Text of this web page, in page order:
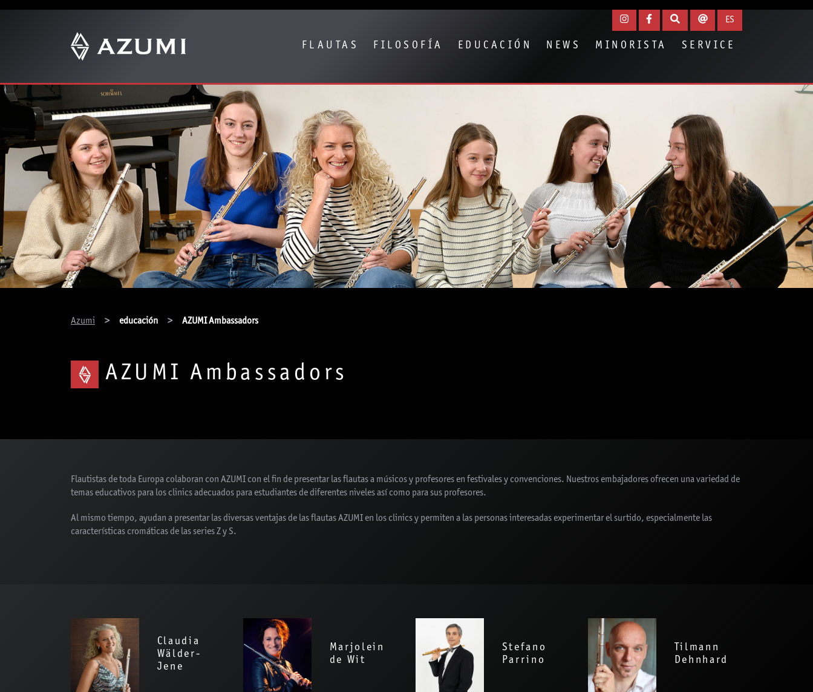
FLAUTAS FILOSOFÍA EDUCACIÓN NEWS MINORISTA SERVICE
ES
Azumi
educación AZUMI Ambassadors
AZUMI Ambassadors
Flautistas de toda Europa colaboran con AZUMI con el fin de presentar las flautas a músicos y profesores en festivales y convenciones. Nuestros embajadores ofrecen una variedad de
temas educativos para los clinics adecuados para estudiantes de diferentes niveles así como para sus profesores.
Al mismo tiempo, ayudan a presentar las diversas ventajas de las flautas AZUMI en los clinics y permiten a las personas interesadas experimentar el surtido, especialmente las
características cromáticas de las series Z y S.
Claudia
Wälder-
Jene
Marjolein
de Wit
Stefano
Parrino
Tilmann
Dehnhard